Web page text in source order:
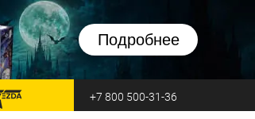
Подробнее
перейти на Zvezda +7 800 500-31-36